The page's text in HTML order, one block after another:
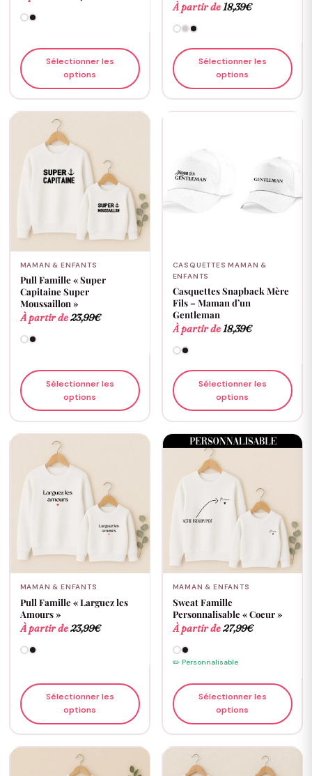
Sélectionner les
options
À partir de18,39€
Sélectionner les
options
MAMAN & ENFANTS
Pull Famille « Super
Capitaine Super
Moussaillon »
À partir de23,99€
Sélectionner les
options
CASQUETTES MAMAN &
ENFANTS
Casquettes Snapback Mère
Fils – Maman d’un
Gentleman
À partir de18,39€
Sélectionner les
options
MAMAN & ENFANTS
Pull Famille « Larguez les
Amours »
À partir de23,99€
Sélectionner les
options
MAMAN & ENFANTS
Sweat Famille
Personnalisable « Coeur »
À partir de27,99€
✏️ Personnalisable
Sélectionner les
options